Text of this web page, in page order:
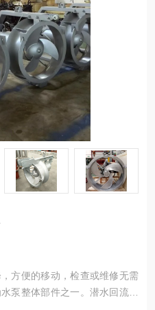
方便的移动，检查或维修无需
泵整体部件之一。潜水回流泵